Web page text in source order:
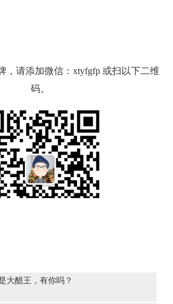
，请添加微信：xtyfgfp 或扫以下二维
码。
大醋王，有你吗？